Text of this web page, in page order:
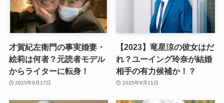
才賀紀左衛門の事実婚妻・
絵莉は何者？元読者モデル
からライターに転身！
2025年9月17日
【2023】竜星涼の彼女はだ
れ？ユーイング玲奈が結婚
相手の有力候補か！？
2025年9月11日